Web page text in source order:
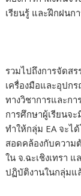
เรียนรู้ และฝึกฝนก
รวมไปถึงการจัดส
เครื่องมือและอุปก
ทางวิชาการและก
การศึกษาผู้เรียนจ
ทำให้กลุ่ม EA จะไ
สอดคล้องกับความ
ใน จ.ฉะเชิงเทรา
ปฏิบัติงานในกลุ่มแ